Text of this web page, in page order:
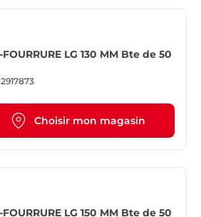
FIX-FOURRURE LG 130 MM Bte de 50
2917873
Choisir mon magasin
FIX-FOURRURE LG 150 MM Bte de 50